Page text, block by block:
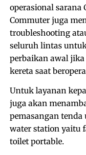
operasional sarana
Commuter juga
troubleshooting
seluruh lintas
perbaikan awal
kereta saat
Untuk layanan
juga akan
pemasangan
water station yaitu
toilet portable.